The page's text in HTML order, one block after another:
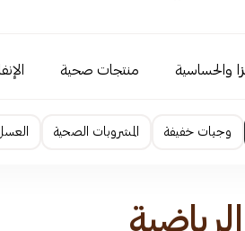
والحساسية منتجات صحية
وجبات خفيفة المشروبات الصحية